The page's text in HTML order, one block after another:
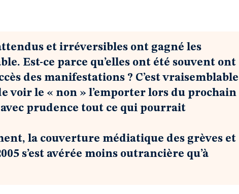
et irréversibles ont gagné les
Est-ce parce qu’elles ont été souvent ont
des manifestations ? C’est
voir le « non » l’emporter lors du prochain
prudence tout ce qui pourrait
la couverture médiatique des grèves et
s’est avérée moins outrancière qu’à